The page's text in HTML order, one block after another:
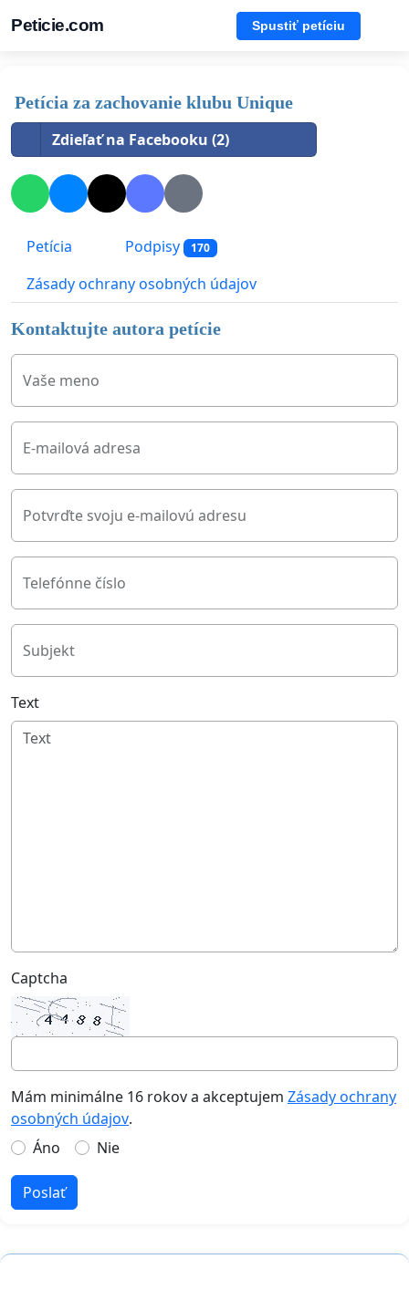
Peticie.com Spustiť petíciu
Petícia za zachovanie klubu Unique
Zdieľať na Facebooku (2)
Petícia Podpisy 170
Zásady ochrany osobných údajov
Kontaktujte autora petície
Vaše meno
E-mailová adresa
Potvrďte svoju e-mailovú adresu
Telefónne číslo
Subjekt
Text
Captcha
Mám minimálne 16 rokov a akceptujem Zásady ochrany
osobných údajov.
Áno
Nie
Poslať